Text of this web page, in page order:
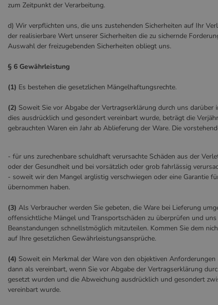
zum Zeitpunkt der Verarbeitung.
d) Wir verpflichten uns, die uns zustehenden Sicherheiten auf Ihr
der realisierbare Wert unserer Sicherheiten die zu sichernde
Auswahl der freizugebenden Sicherheiten obliegt uns.
§ 6 Gewährleistung
(1) Es bestehen die gesetzlichen Mängelhaftungsrechte.
(2) Soweit Sie vor Abgabe der Vertragserklärung durch uns
dies ausdrücklich und gesondert vereinbart wurde, beträgt die
gebrauchten Waren ein Jahr ab Ablieferung der Ware. Die
- für uns zurechenbare schuldhaft verursachte Schäden aus der
oder der Gesundheit und bei vorsätzlich oder grob fahrlässig
- soweit wir den Mangel arglistig verschwiegen oder eine Garantie
übernommen haben.
(3) Als Verbraucher werden Sie gebeten, die Ware bei Lieferung
offensichtliche Mängel und Transportschäden zu überprüfen und
Beanstandungen schnellstmöglich mitzuteilen. Kommen Sie dem
auf Ihre gesetzlichen Gewährleistungsansprüche.
(4) Soweit ein Merkmal der Ware von den objektiven
dann als vereinbart, wenn Sie vor Abgabe der Vertragserklärung
gesetzt wurden und die Abweichung ausdrücklich und gesondert
vereinbart wurde.